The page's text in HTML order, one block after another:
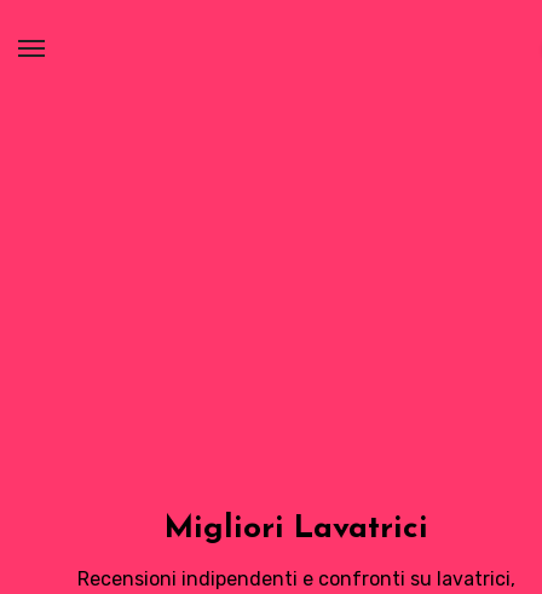
Migliori Lavatrici
Recensioni indipendenti e confronti su lavatrici,